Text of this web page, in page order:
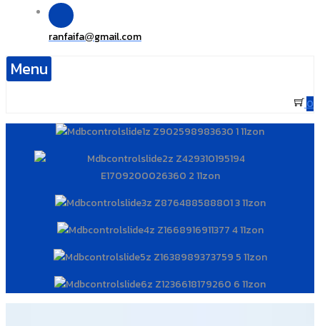
ranfaifa@gmail.com
Menu
0